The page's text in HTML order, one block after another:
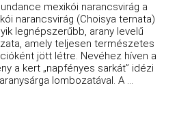
mexikói narancsvirág a
narancsvirág (Choisya ternata)
legnépszerűbb, arany levelű
amely teljesen természetes
jött létre. Nevéhez híven a
a kert „napfényes sarkát” idézi
aranysárga lombozatával. A ...